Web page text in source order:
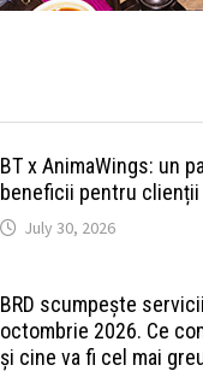
BT x AnimaWings: un
beneficii pentru clienții
July 30, 2026
BRD scumpește
octombrie 2026. Ce
și cine va fi cel mai